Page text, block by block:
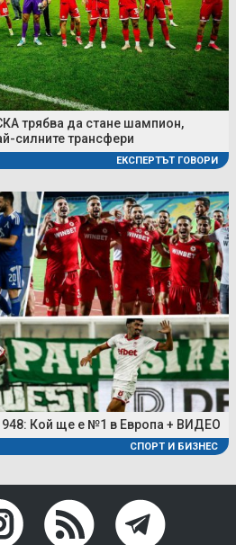
трябва да стане шампион,
силните трансфери
ЕКСПЕРТЪТ ГОВОРИ
Кой ще е №1 в Европа + ВИДЕО
СПОРТ И БИЗНЕС